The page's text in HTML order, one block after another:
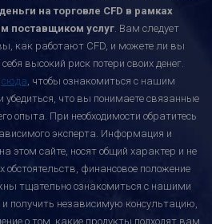
на торговле CFD в рамках
поставщиком услуг. Вам следует
как работают CFD, и можете ли вы
высокий риск потери своих денег.
сюда, чтобы ознакомиться с нашим
убедиться, что вы понимаете связанные
опыта. При необходимости обратитесь
эксперта. Информация и
этом сайте, носят общий характер и не
финансовое положение
тщательно ознакомиться с нашими
и получить независимую консультацию,
о том, какие продукты подходят вам